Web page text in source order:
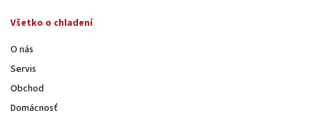
Všetko o chladení
O nás
Servis
Obchod
Domácnosť